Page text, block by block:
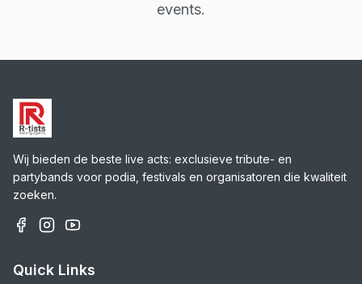
events.
Wij bieden de beste live acts: exclusieve tribute- en
partybands voor podia, festivals en organisatoren die kwaliteit
zoeken.
Quick Links